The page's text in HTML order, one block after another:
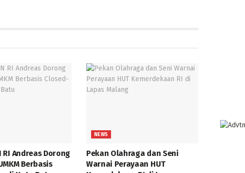
RI Andreas Dorong
Berbasis
NEWS
Pekan Olahraga dan Seni
Warnai Perayaan HUT